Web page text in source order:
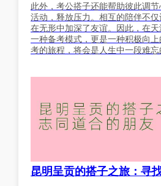
此外，考公搭子还能帮助彼此调
活动，释放压力。相互的陪伴不
在无形中加深了友谊。因此，在
一种备考模式，更是一种积极向
考的旅程，将会是人生中一段难忘
昆明呈贡的搭子之旅：寻